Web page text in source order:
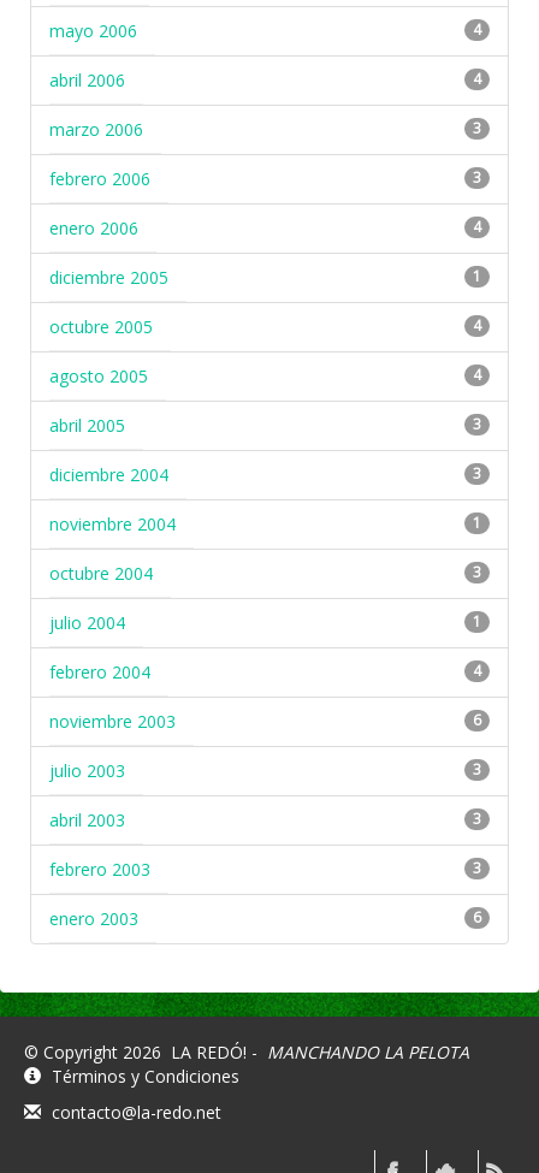
mayo 2006 4
abril 2006 4
marzo 2006 3
febrero 2006 3
enero 2006 4
diciembre 2005 1
octubre 2005 4
agosto 2005 4
abril 2005 3
diciembre 2004 3
noviembre 2004 1
octubre 2004 3
julio 2004 1
febrero 2004 4
noviembre 2003 6
julio 2003 3
abril 2003 3
febrero 2003 3
enero 2003 6
© Copyright 2026 LA REDÓ! - MANCHANDO LA PELOTA
Términos y Condiciones
contacto@la-redo.net